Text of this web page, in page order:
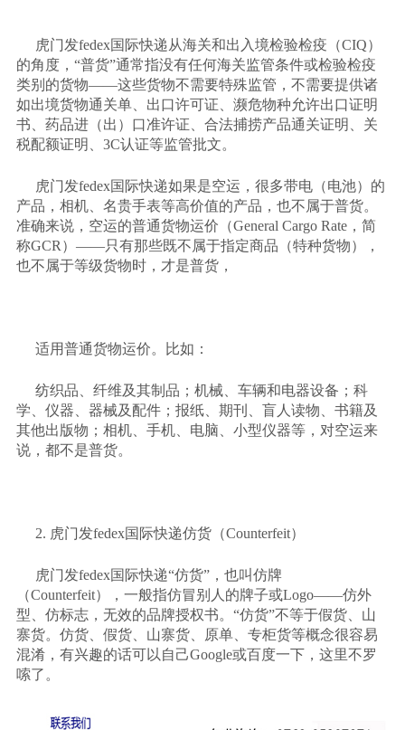
虎门发fedex国际快递从海关和出入境检验检疫（CIQ）
的角度，“普货”通常指没有任何海关监管条件或检验检疫
类别的货物——这些货物不需要特殊监管，不需要提供诸
如出境货物通关单、出口许可证、濒危物种允许出口证明
书、药品进（出）口准许证、合法捕捞产品通关证明、关
税配额证明、3C认证等监管批文。
虎门发fedex国际快递如果是空运，很多带电（电池）的
产品，相机、名贵手表等高价值的产品，也不属于普货。
准确来说，空运的普通货物运价（General Cargo Rate，简
称GCR）——只有那些既不属于指定商品（特种货物），
也不属于等级货物时，才是普货，
适用普通货物运价。比如：
纺织品、纤维及其制品；机械、车辆和电器设备；科
学、仪器、器械及配件；报纸、期刊、盲人读物、书籍及
其他出版物；相机、手机、电脑、小型仪器等，对空运来
说，都不是普货。
2. 虎门发fedex国际快递仿货（Counterfeit）
虎门发fedex国际快递“仿货”，也叫仿牌
（Counterfeit），一般指仿冒别人的牌子或Logo——仿外
型、仿标志，无效的品牌授权书。“仿货”不等于假货、山
寨货。仿货、假货、山寨货、原单、专柜货等概念很容易
混淆，有兴趣的话可以自己Google或百度一下，这里不罗
嗦了。